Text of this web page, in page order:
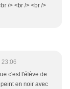
/> <br /> <br />
23:06
c'est l'élève de
en noir avec